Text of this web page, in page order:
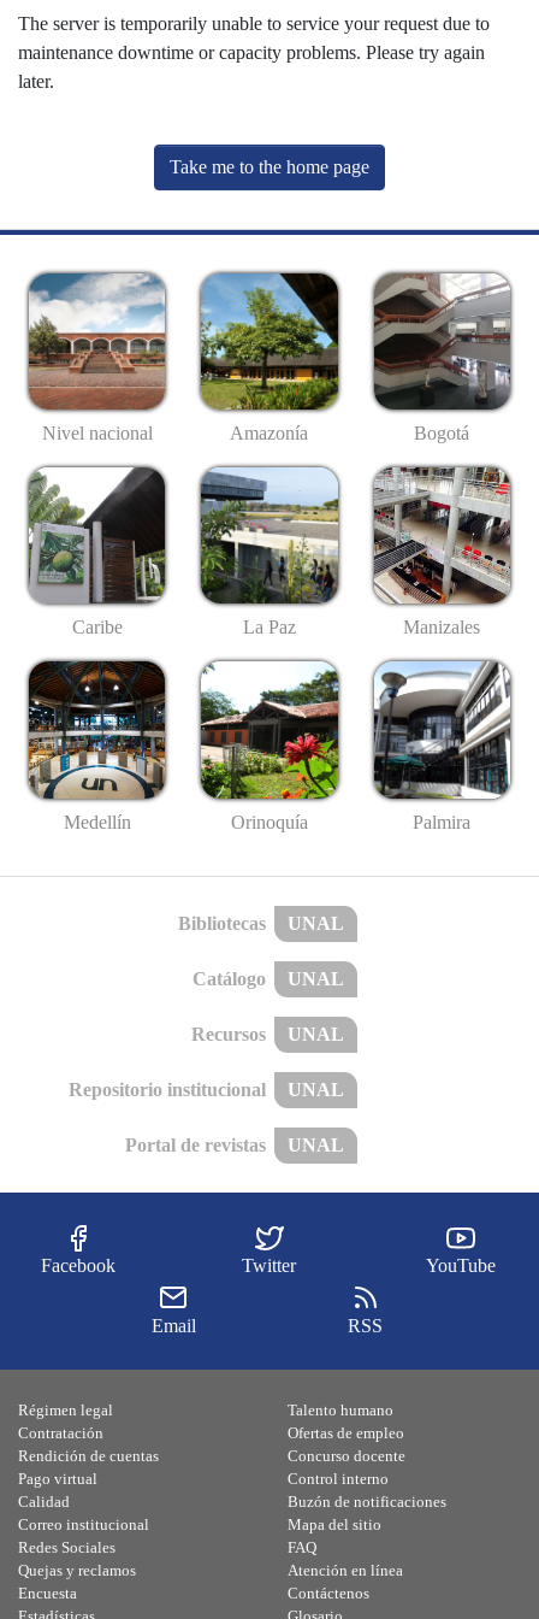
The server is temporarily unable to service your request due to
maintenance downtime or capacity problems. Please try again
later.
Take me to the home page
Nivel nacional Amazonía Bogotá
Caribe La Paz Manizales
Medellín Orinoquía Palmira
Bibliotecas UNAL
Catálogo UNAL
Recursos UNAL
Repositorio institucional UNAL
Portal de revistas UNAL
Facebook Twitter YouTube
Email RSS
Régimen legal
Contratación
Rendición de cuentas
Pago virtual
Calidad
Talento humano
Ofertas de empleo
Concurso docente
Control interno
Buzón de notificaciones
Correo institucional
Redes Sociales
Quejas y reclamos
Encuesta
Mapa del sitio
FAQ
Atención en línea
Contáctenos